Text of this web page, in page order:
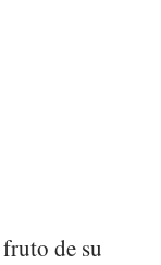
de su